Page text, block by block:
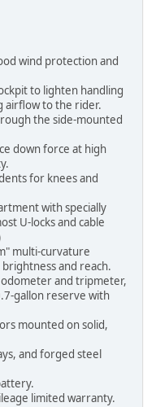
wind protection and
to lighten handling
airflow to the rider.
the side-mounted
down force at high
for knees and
with specially
U-locks and cable
multi-curvature
and reach.
and tripmeter,
gallon reserve with
mounted on solid,
and forged steel
limited warranty.